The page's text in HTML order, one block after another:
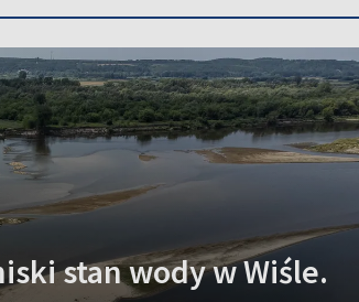
stan wody w Wiśle.